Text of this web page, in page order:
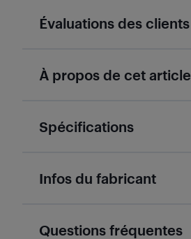
Évaluations des clients
À propos de cet article
Spécifications
Infos du fabricant
Questions fréquentes